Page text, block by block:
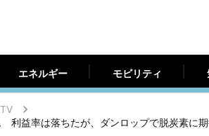
エネルギー モビリティ
利益率は落ちたが、ダンロップで脱炭素に